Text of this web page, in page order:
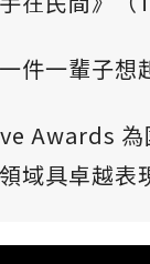
件一輩子
Awards 為
域具卓越表